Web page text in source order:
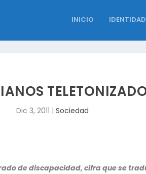
INICIO IDENTIDAD
Dic 3, 2011 | Sociedad
de discapacidad, cifra que se